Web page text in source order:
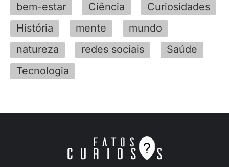
bem-estar Ciência
Curiosidades
História
mente
mundo
natureza
redes sociais
Saúde
Tecnologia